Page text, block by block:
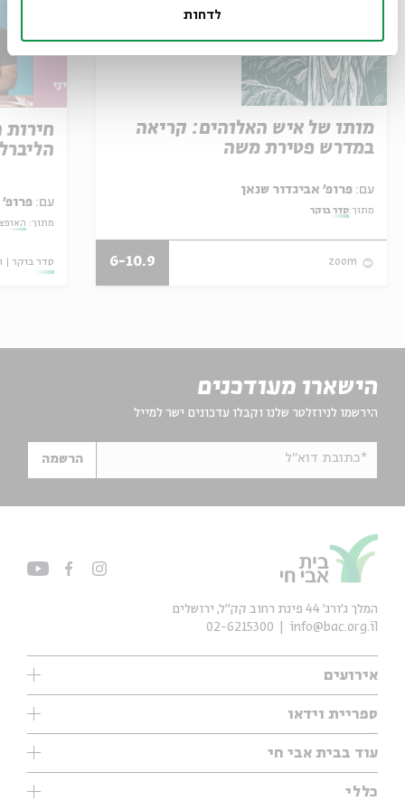
לדחות
מותו של איש האלוהים: קריאה
במדרש פטירת משה
עם:
מתוך:סדר בוקר
zoom
6-10.9
עם: פרופ'
מתוך:
סדר בוקר
הישארו מעודכנים
הירשמו לניוזלטר שלנו וקבלו עדכונים ישר למייל
*כתובת דוא"ל הרשמה
אירועים
עיון
אנגלית
נוער
ספריית וידאו
ילדים
מוזיקה
עיון
עוד בבית אבי חי
תערוכות
מיוחדים
כללי
המלך ג'ורג' 44 פינת רחוב קק״ל, ירושלים
info@bac.org.il
02-6215300